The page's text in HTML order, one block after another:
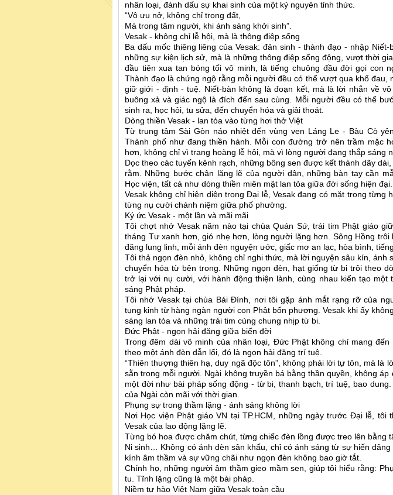
nhân loại, đánh dấu sự khai sinh của một kỷ nguyên tỉnh thức.
“Vô ưu nở, không chỉ trong đất,
Mà trong tâm người, khi ánh sáng khởi sinh”.
Vesak - không chỉ lễ hội, mà là thông điệp sống
Ba dấu mốc thiêng liêng của Vesak: đản sinh - thành đạo - nhập
những sự kiện lịch sử, mà là những thông điệp sống động, vượt thời
đầu tiên xua tan bóng tối vô minh, là tiếng chuông đầu đời gọi con
Thành đạo là chứng ngộ rằng mỗi người đều có thể vượt qua khổ đau,
giữ giới - định - tuệ. Niết-bàn không là đoạn kết, mà là lời nhắn về
buông xả và giác ngộ là đích đến sau cùng. Mỗi người đều có thể
sinh ra, học hỏi, tu sửa, đến chuyển hóa và giải thoát.
Dòng thiền Vesak - lan tỏa vào từng hơi thở Việt
Từ trung tâm Sài Gòn náo nhiệt đến vùng ven Láng Le - Bàu Cò
Thành phố như đang thiền hành. Mỗi con đường trở nên trầm mặc
hơn, không chỉ vì trang hoàng lễ hội, mà vì lòng người đang thắp sáng
Dọc theo các tuyến kênh rạch, những bông sen được kết thành dãy
rằm. Những bước chân lặng lẽ của người dân, những bàn tay cần
Học viện, tất cả như dòng thiền miên mật lan tỏa giữa đời sống hiện đại.
Vesak không chỉ hiện diện trong Đại lễ, Vesak đang có mặt trong từng
từng nụ cười chánh niệm giữa phố phường.
Ký ức Vesak - một lần và mãi mãi
Tôi chợt nhớ Vesak năm nào tại chùa Quán Sứ, trái tim Phật giáo
tháng Tư xanh hơn, gió nhẹ hơn, lòng người lặng hơn. Sông Hồng trôi
đăng lung linh, mỗi ánh đèn nguyện ước, giấc mơ an lạc, hòa bình,
Tôi thả ngọn đèn nhỏ, không chỉ nghi thức, mà lời nguyện sâu kín, ánh
chuyển hóa từ bên trong. Những ngọn đèn, hạt giống từ bi trôi theo
trở lại với nụ cười, với hành động thiện lành, cùng nhau kiến tạo một
sáng Phật pháp.
Tôi nhớ Vesak tại chùa Bái Đính, nơi tôi gặp ánh mắt rạng rỡ của
tụng kinh từ hàng ngàn người con Phật bốn phương. Vesak khi ấy
sáng lan tỏa và những trái tim cùng chung nhịp từ bi.
Đức Phật - ngọn hải đăng giữa biển đời
Trong đêm dài vô minh của nhân loại, Đức Phật không chỉ mang đến
theo một ánh đèn dẫn lối, đó là ngọn hải đăng trí tuệ.
“Thiên thượng thiên hạ, duy ngã độc tôn”, không phải lời tự tôn, mà là
sẵn trong mỗi người. Ngài không truyền bá bằng thần quyền, không áp
một đời như bài pháp sống động - từ bi, thanh bạch, trí tuệ, bao
của Ngài còn mãi với thời gian.
Phụng sự trong thầm lặng - ánh sáng không lời
Nơi Học viện Phật giáo VN tại TP.HCM, những ngày trước Đại lễ, tôi
Vesak của lao động lặng lẽ.
Từng bó hoa được chăm chút, từng chiếc đèn lồng được treo lên bằng
Ni sinh… Không có ánh đèn sân khấu, chỉ có ánh sáng từ sự hiến dâng
kính âm thầm và sự vững chãi như ngọn đèn không bao giờ tắt.
Chính họ, những người âm thầm gieo mầm sen, giúp tôi hiểu rằng:
tu. Tĩnh lặng cũng là một bài pháp.
Niềm tự hào Việt Nam giữa Vesak toàn cầu